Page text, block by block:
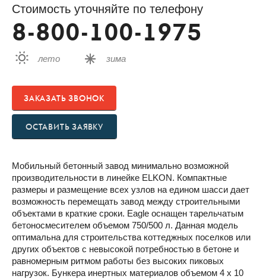
Стоимость уточняйте по телефону
8-800-100-1975
лето зима
ЗАКАЗАТЬ ЗВОНОК
ОСТАВИТЬ ЗАЯВКУ
Мобильный бетонный завод минимально возможной
производительности в линейке ELKON. Компактные
размеры и размещение всех узлов на едином шасси дает
возможность перемещать завод между строительными
объектами в краткие сроки. Eagle оснащен тарельчатым
бетоносмесителем объемом 750/500 л. Данная модель
оптимальна для строительства коттеджных поселков или
других объектов с невысокой потребностью в бетоне и
равномерным ритмом работы без высоких пиковых
нагрузок. Бункера инертных материалов объемом 4 х 10